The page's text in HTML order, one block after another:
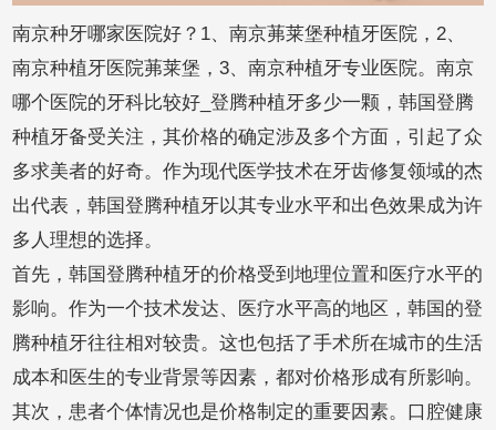
南京种牙哪家医院好？1、南京茀莱堡种植牙医院，2、
南京种植牙医院茀莱堡，3、南京种植牙专业医院。南京
哪个医院的牙科比较好_登腾种植牙多少一颗，韩国登腾
种植牙备受关注，其价格的确定涉及多个方面，引起了众
多求美者的好奇。作为现代医学技术在牙齿修复领域的杰
出代表，韩国登腾种植牙以其专业水平和出色效果成为许
多人理想的选择。
首先，韩国登腾种植牙的价格受到地理位置和医疗水平的
影响。作为一个技术发达、医疗水平高的地区，韩国的登
腾种植牙往往相对较贵。这也包括了手术所在城市的生活
成本和医生的专业背景等因素，都对价格形成有所影响。
其次，患者个体情况也是价格制定的重要因素。口腔健康